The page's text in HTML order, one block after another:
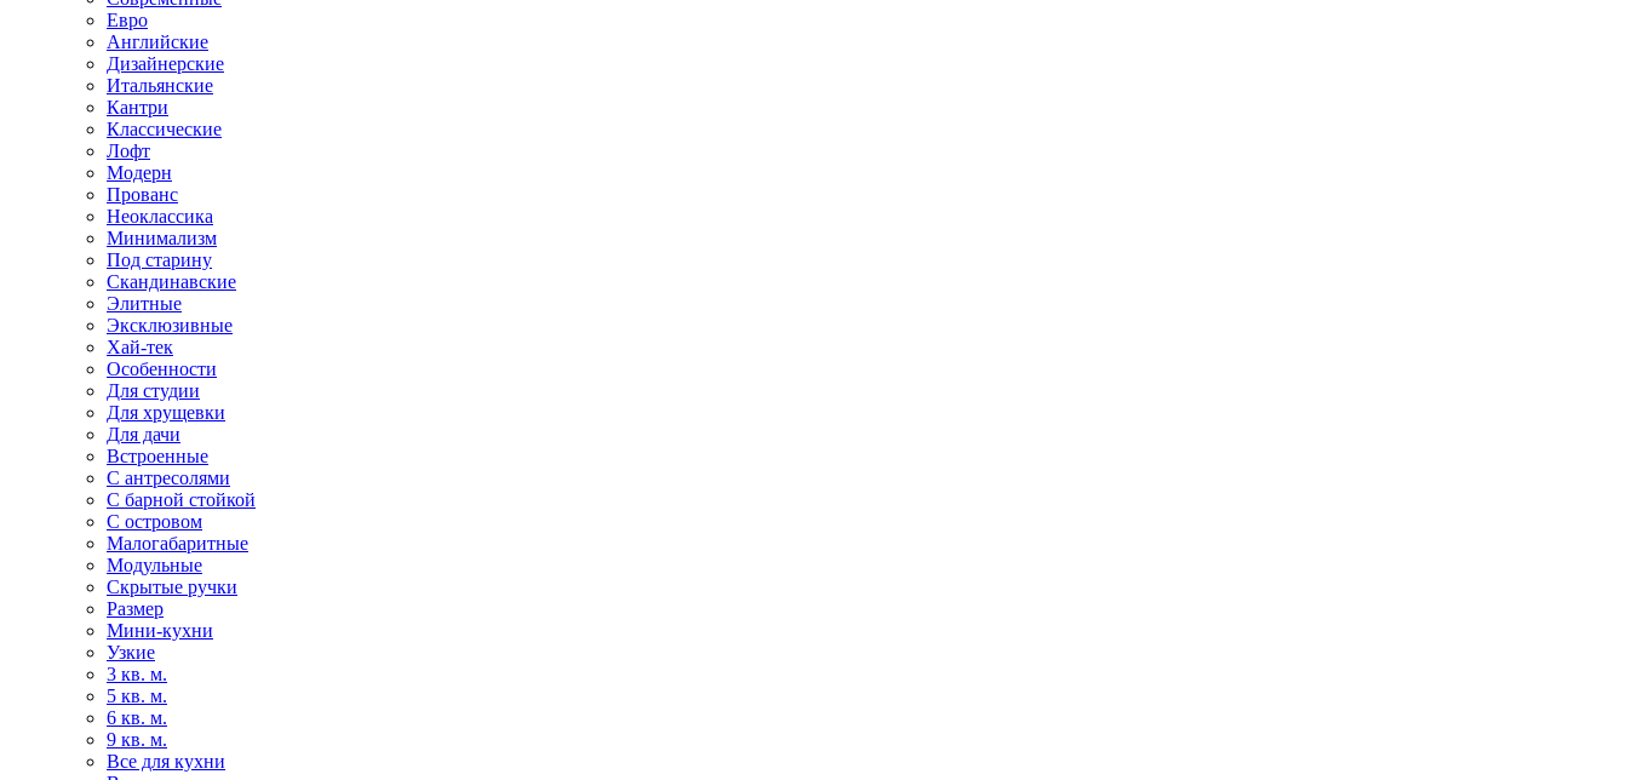
Евро
Английские
Дизайнерские
Итальянские
Кантри
Классические
Лофт
Модерн
Прованс
Неоклассика
Минимализм
Под старину
Скандинавские
Элитные
Эксклюзивные
Хай-тек
Особенности
Для студии
Для хрущевки
Для дачи
Встроенные
С антресолями
С барной стойкой
С островом
Малогабаритные
Модульные
Скрытые ручки
Размер
Мини-кухни
Узкие
3 кв. м.
5 кв. м.
6 кв. м.
9 кв. м.
Все для кухни